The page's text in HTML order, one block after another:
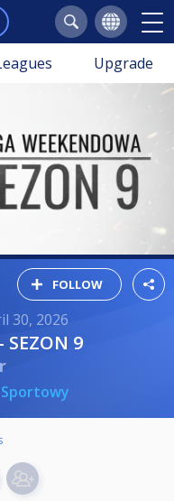
Upgrade
FOLLOW
30, 2026
SEZON 9